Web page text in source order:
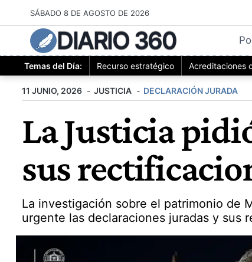
al
contenido
SÁBADO 8 DE AGOSTO DE 2026
DIARIO 360
Temas del Día: Recurso estratégico Acreditaciones
11 JUNIO, 2026 JUSTICIA DECLARACIÓN JURADA
La Justicia
sus
La investigación sobre el patrimonio de
urgente las declaraciones juradas y sus